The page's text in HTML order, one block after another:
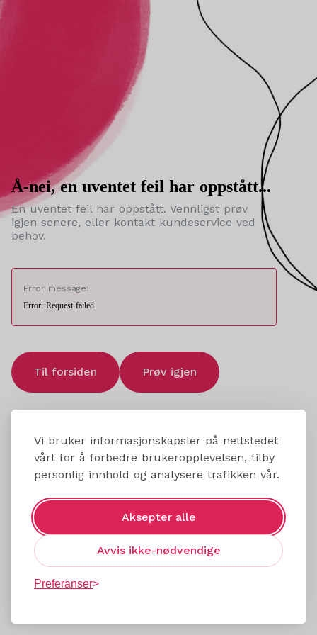
Vi bruker informasjonskapsler på nettstedet
vårt for å forbedre brukeropplevelsen, tilby
personlig innhold og analysere trafikken vår.
Aksepter alle
Avvis ikke-nødvendige
Preferanser
Å-nei, en uventet feil har oppstått...
En uventet feil har oppstått. Vennligst prøv
igjen senere, eller kontakt kundeservice ved
behov.
Error message:
Error: Request failed
Til forsiden Prøv igjen